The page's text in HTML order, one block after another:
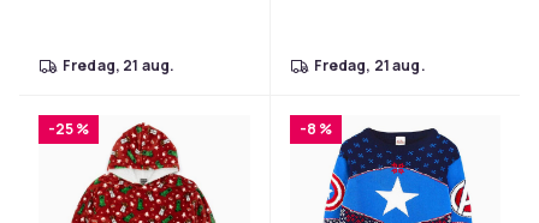
fredag, 21 aug. fredag, 21 aug.
-25 % -8 %